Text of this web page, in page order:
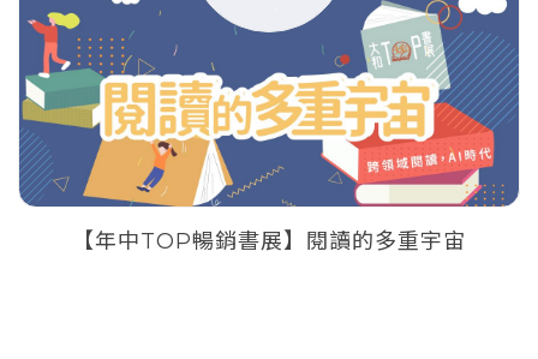
【年中TOP暢銷書展】閱讀的多重宇宙